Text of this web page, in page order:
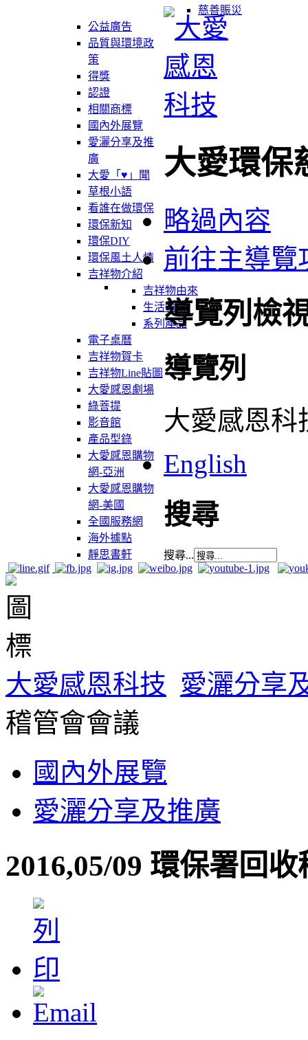
慈善賑災
公益廣告
品質與環境政
策
得獎
認證
相關商標
國內外展覽
愛灑分享及推
廣
大愛「♥」聞
草根小語
看誰在做環保
環保新知
環保DIY
環保風土人情
吉祥物介紹
吉祥物由來
生活軌跡
系列產品
電子桌曆
吉祥物賀卡
吉祥物Line貼圖
大愛感恩劇場
綠菩提
影音館
產品型錄
大愛感恩購物
網-亞洲
大愛感恩購物
網-美國
全國服務網
海外據點
靜思書軒
大愛環保
略過內容
前往主導覽
導覽列檢
導覽列
大愛感恩科
English
搜尋
搜尋...
大愛感恩科技 愛灑分享
稽管會會議
國內外展覽
愛灑分享及推廣
2016,05/09 環保署回